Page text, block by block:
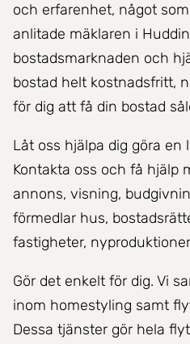
och erfarenhet, något
anlitade mäklaren i
bostadsmarknaden och
bostad helt kostnadsfritt,
för dig att få din bostad
Låt oss hjälpa dig göra en
Kontakta oss och få hjälp
annons, visning,
förmedlar hus,
fastigheter,
Gör det enkelt för dig. Vi
inom homestyling samt
Dessa tjänster gör hela